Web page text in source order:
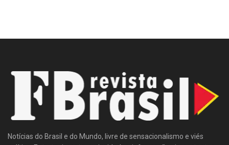
Notícias do Brasil e do Mundo, livre de sensacionalismo e viés